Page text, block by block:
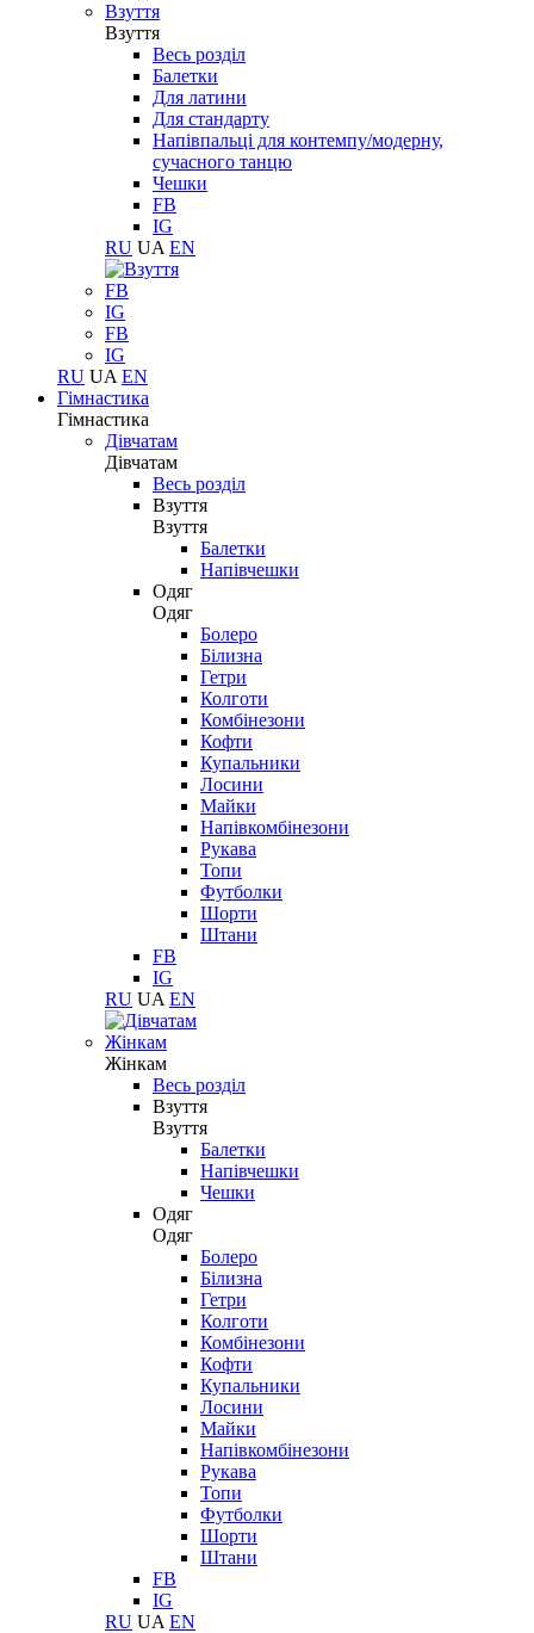
Взуття
Взуття
Весь розділ
Балетки
Для латини
Для стандарту
Напівпальці для контемпу/модерну,
сучасного танцю
Чешки
FB
IG
RU UA EN
FB
IG
FB
IG
RU UA EN
Гімнастика
Гімнастика
Дівчатам
Дівчатам
Весь розділ
Взуття
Взуття
Балетки
Напівчешки
Одяг
Одяг
Болеро
Білизна
Гетри
Колготи
Комбінезони
Кофти
Купальники
Лосини
Майки
Напівкомбінезони
Рукава
Топи
Футболки
Шорти
Штани
FB
IG
RU UA EN
Жінкам
Жінкам
Весь розділ
Взуття
Взуття
Балетки
Напівчешки
Чешки
Одяг
Одяг
Болеро
Білизна
Гетри
Колготи
Комбінезони
Кофти
Купальники
Лосини
Майки
Напівкомбінезони
Рукава
Топи
Футболки
Шорти
Штани
FB
IG
RU UA EN